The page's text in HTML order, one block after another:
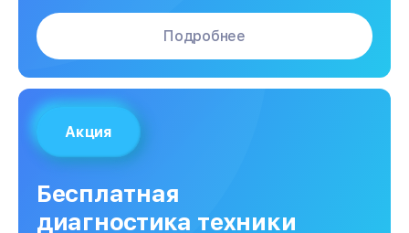
Подробнее
Акция
Бесплатная
диагностика техники